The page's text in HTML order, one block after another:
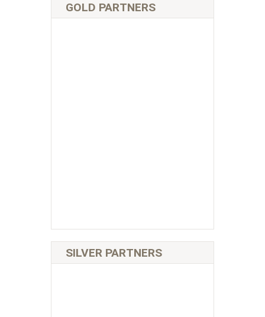
GOLD PARTNERS
SILVER PARTNERS